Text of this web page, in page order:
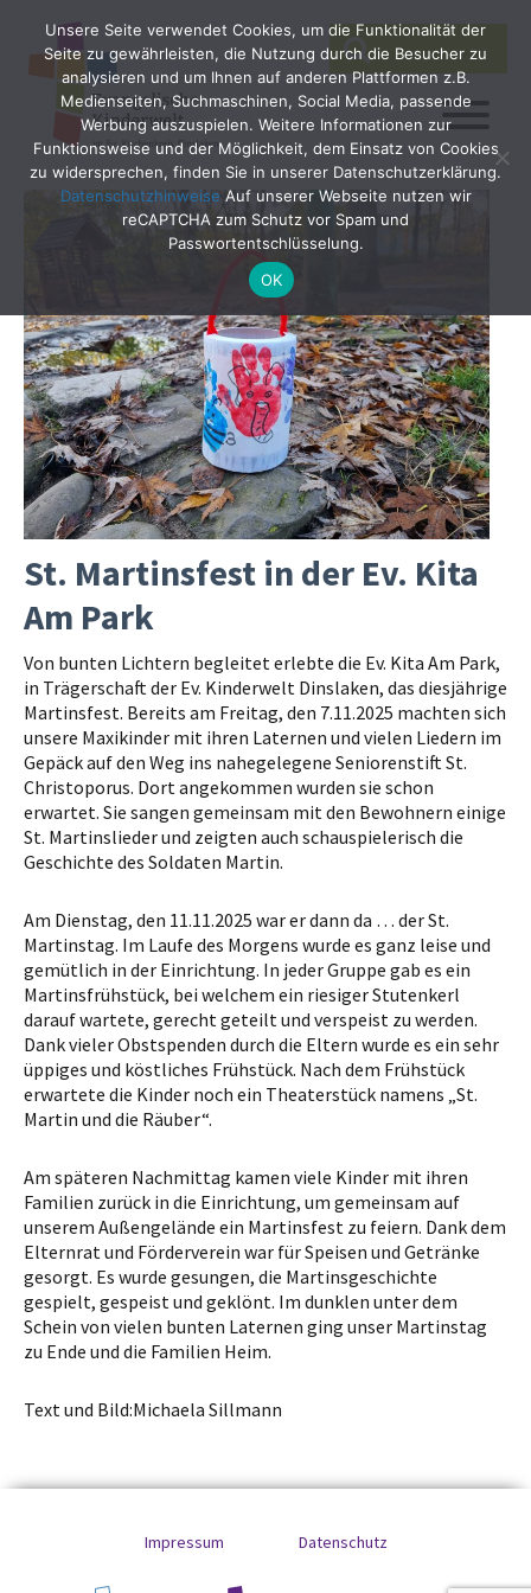
Search
for:
SEARCH
St. Martinsfest in der Ev. Kita
Am Park
Von bunten Lichtern begleitet erlebte die Ev. Kita Am Park,
in Trägerschaft der Ev. Kinderwelt Dinslaken, das diesjährige
Martinsfest. Bereits am Freitag, den 7.11.2025 machten sich
unsere Maxikinder mit ihren Laternen und vielen Liedern im
Gepäck auf den Weg ins nahegelegene Seniorenstift St.
Christoporus. Dort angekommen wurden sie schon
erwartet. Sie sangen gemeinsam mit den Bewohnern einige
St. Martinslieder und zeigten auch schauspielerisch die
Geschichte des Soldaten Martin.
Am Dienstag, den 11.11.2025 war er dann da … der St.
Martinstag. Im Laufe des Morgens wurde es ganz leise und
gemütlich in der Einrichtung. In jeder Gruppe gab es ein
Martinsfrühstück, bei welchem ein riesiger Stutenkerl
darauf wartete, gerecht geteilt und verspeist zu werden.
Dank vieler Obstspenden durch die Eltern wurde es ein sehr
üppiges und köstliches Frühstück. Nach dem Frühstück
erwartete die Kinder noch ein Theaterstück namens „St.
Martin und die Räuber“.
Am späteren Nachmittag kamen viele Kinder mit ihren
Familien zurück in die Einrichtung, um gemeinsam auf
unserem Außengelände ein Martinsfest zu feiern. Dank dem
Elternrat und Förderverein war für Speisen und Getränke
gesorgt. Es wurde gesungen, die Martinsgeschichte
gespielt, gespeist und geklönt. Im dunklen unter dem
Schein von vielen bunten Laternen ging unser Martinstag
zu Ende und die Familien Heim.
Text und Bild:Michaela Sillmann
Impressum Datenschutz
Unsere Seite verwendet Cookies, um die Funktionalität der
Seite zu gewährleisten, die Nutzung durch die Besucher zu
analysieren und um Ihnen auf anderen Plattformen z.B.
Medienseiten, Suchmaschinen, Social Media, passende
Werbung auszuspielen. Weitere Informationen zur
Funktionsweise und der Möglichkeit, dem Einsatz von Cookies
zu widersprechen, finden Sie in unserer Datenschutzerklärung.
Datenschutzhinweise Auf unserer Webseite nutzen wir
reCAPTCHA zum Schutz vor Spam und
Passwortentschlüsselung.
OK